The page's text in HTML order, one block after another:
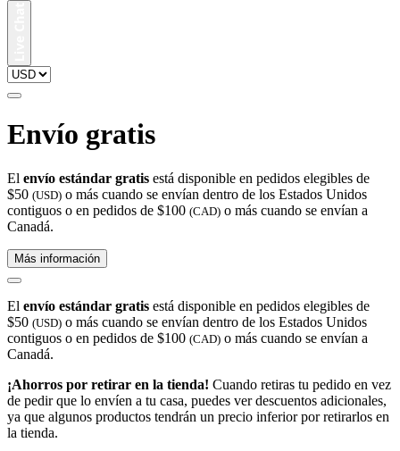
Envío gratis
El envío estándar gratis está disponible en pedidos elegibles de
$50 (USD) o más cuando se envían dentro de los Estados Unidos
contiguos o en pedidos de $100 (CAD) o más cuando se envían a
Canadá.
Más información
El envío estándar gratis está disponible en pedidos elegibles de
$50 (USD) o más cuando se envían dentro de los Estados Unidos
contiguos o en pedidos de $100 (CAD) o más cuando se envían a
Canadá.
¡Ahorros por retirar en la tienda! Cuando retiras tu pedido en vez
de pedir que lo envíen a tu casa, puedes ver descuentos adicionales,
ya que algunos productos tendrán un precio inferior por retirarlos en
la tienda.